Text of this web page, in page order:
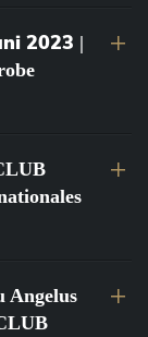
2023 |
Angelus